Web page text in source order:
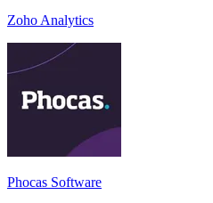
Zoho Analytics
Phocas Software